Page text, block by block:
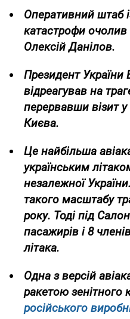
Оперативний штаб
катастрофи
Олексій Данілов.
Президент
відреагував на
перервавши візит
Києва.
Це найбільша
українським
незалежної
такого масштабу
року. Тоді під
пасажирів і 8
літака.
Одна з версій
ракетою зенітного
російського